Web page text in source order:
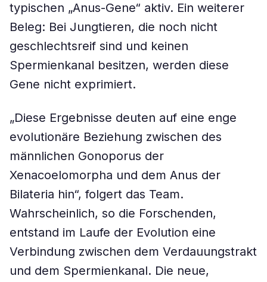
typischen „Anus-Gene“ aktiv. Ein weiterer
Beleg: Bei Jungtieren, die noch nicht
geschlechtsreif sind und keinen
Spermienkanal besitzen, werden diese
Gene nicht exprimiert.
„Diese Ergebnisse deuten auf eine enge
evolutionäre Beziehung zwischen des
männlichen Gonoporus der
Xenacoelomorpha und dem Anus der
Bilateria hin“, folgert das Team.
Wahrscheinlich, so die Forschenden,
entstand im Laufe der Evolution eine
Verbindung zwischen dem Verdauungstrakt
und dem Spermienkanal. Die neue,